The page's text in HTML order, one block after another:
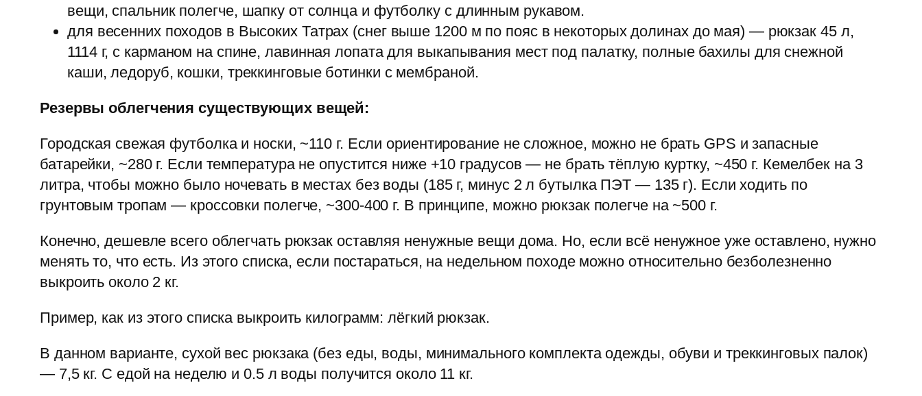
вещи, спальник полегче, шапку от солнца и футболку с длинным рукавом.
для весенних походов в Высоких Татрах (снег выше 1200 м по пояс в некоторых долинах до мая) — рюкзак 45 л,
1114 г, с карманом на спине, лавинная лопата для выкапывания мест под палатку, полные бахилы для снежной
каши, ледоруб, кошки, треккинговые ботинки с мембраной.
Резервы облегчения существующих вещей:
Городская свежая футболка и носки, ~110 г. Если ориентирование не сложное, можно не брать GPS и запасные
батарейки, ~280 г. Если температура не опустится ниже +10 градусов — не брать тёплую куртку, ~450 г. Кемелбек на 3
литра, чтобы можно было ночевать в местах без воды (185 г, минус 2 л бутылка ПЭТ — 135 г). Если ходить по
грунтовым тропам — кроссовки полегче, ~300-400 г. В принципе, можно рюкзак полегче на ~500 г.
Конечно, дешевле всего облегчать рюкзак оставляя ненужные вещи дома. Но, если всё ненужное уже оставлено, нужно
менять то, что есть. Из этого списка, если постараться, на недельном походе можно относительно безболезненно
выкроить около 2 кг.
Пример, как из этого списка выкроить килограмм: лёгкий рюкзак.
В данном варианте, сухой вес рюкзака (без еды, воды, минимального комплекта одежды, обуви и треккинговых палок)
— 7,5 кг. С едой на неделю и 0.5 л воды получится около 11 кг.